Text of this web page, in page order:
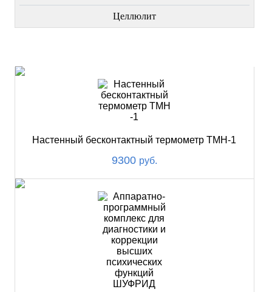
Целлюлит
Настенный бесконтактный термометр ТМН-1
9300 руб.